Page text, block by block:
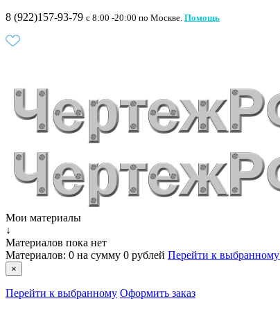
8 (922)157-93-79 c 8:00 -20:00 по Москве. Помощь
Мои материалы
↓
Материалов пока нет
Материалов: 0 на сумму 0 рублей Перейти к выбранному
×
Перейти к выбранному Оформить заказ